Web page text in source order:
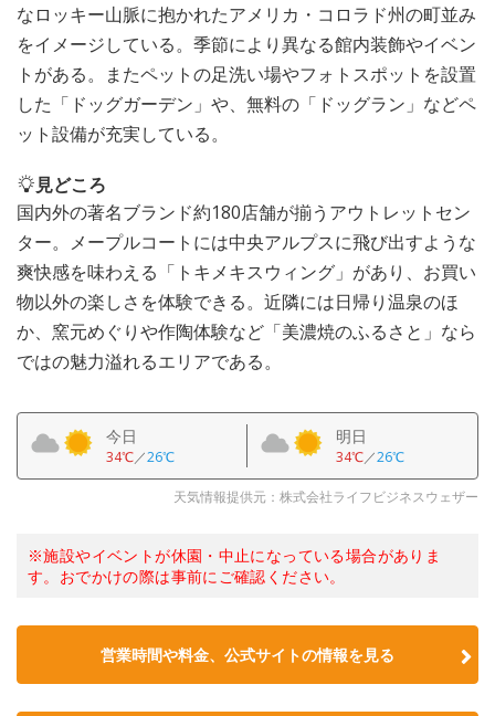
なロッキー山脈に抱かれたアメリカ・コロラド州の町並み
をイメージしている。季節により異なる館内装飾やイベン
トがある。またペットの足洗い場やフォトスポットを設置
した「ドッグガーデン」や、無料の「ドッグラン」などペ
ット設備が充実している。
見どころ
国内外の著名ブランド約180店舗が揃うアウトレットセン
ター。メープルコートには中央アルプスに飛び出すような
爽快感を味わえる「トキメキスウィング」があり、お買い
物以外の楽しさを体験できる。近隣には日帰り温泉のほ
か、窯元めぐりや作陶体験など「美濃焼のふるさと」なら
ではの魅力溢れるエリアである。
今日
34℃／26℃
明日
34℃／26℃
天気情報提供元：株式会社ライフビジネスウェザー
※施設やイベントが休園・中止になっている場合がありま
す。おでかけの際は事前にご確認ください。
営業時間や料金、公式サイトの情報を見る